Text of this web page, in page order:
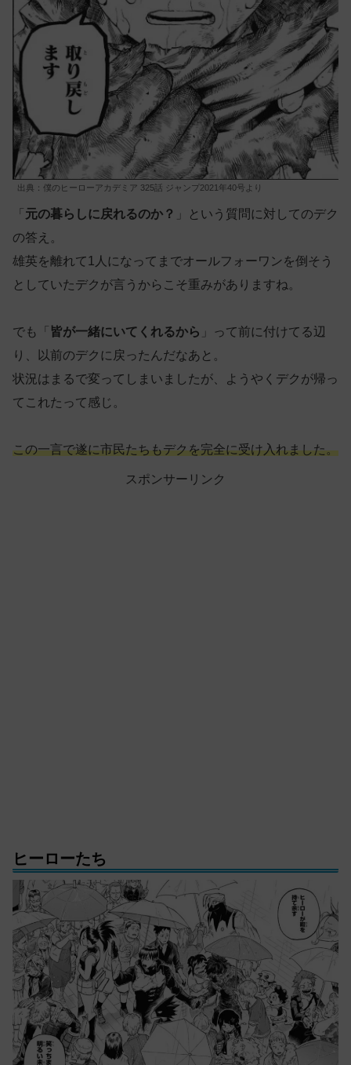
出典：僕のヒーローアカデミア 325話 ジャンプ2021年40号より
「 元の暮らしに戻れるのか？ 」という質問に対してのデク
の答え。
雄英を離れて1人になってまでオールフォーワンを倒そう
としていたデクが言うからこそ重みがありますね。
でも「 皆が一緒にいてくれるから 」って前に付けてる辺
り、以前のデクに戻ったんだなあと。
状況はまるで変ってしまいましたが、ようやくデクが帰っ
てこれたって感じ。
この一言で遂に市民たちもデクを完全に受け入れました。
スポンサーリンク
ヒーローたち